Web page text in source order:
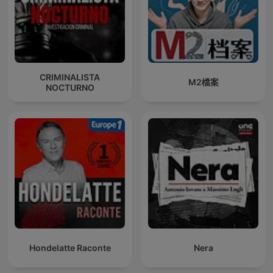
CRIMINALISTA
NOCTURNO
M2檔案
Hondelatte Raconte Nera